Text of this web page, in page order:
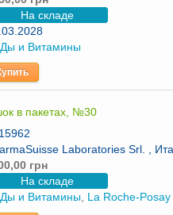
На складе
и Витамины
в пакетах, №30
Laboratories Srl. ,
грн
На складе
и Витамины La Roche-